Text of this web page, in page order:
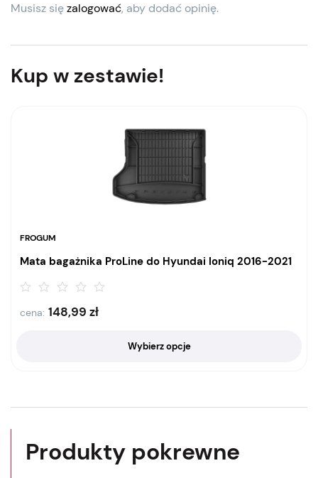
Musisz sięzalogować, aby dodać opinię.
Kup w zestawie!
FROGUM
Mata bagażnika ProLine do Hyundai Ioniq 2016-2021
cena: 148,99 zł
Wybierz opcje
Produkty pokrewne